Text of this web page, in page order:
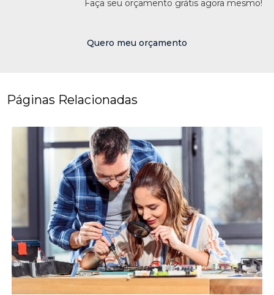
Faça seu orçamento grátis agora mesmo!
Quero meu orçamento
Páginas Relacionadas